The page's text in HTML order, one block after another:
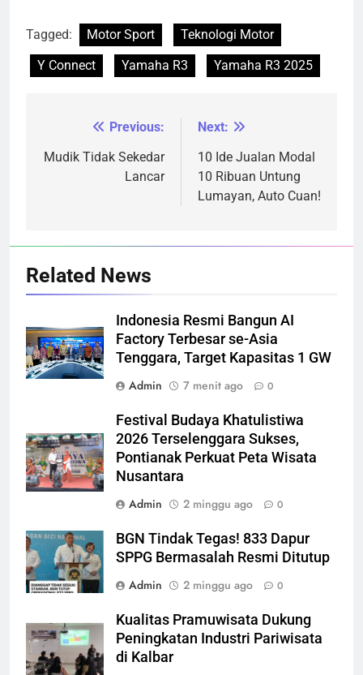
Tagged: Motor Sport
Teknologi Motor
Y Connect
Yamaha R3 Yamaha R3 2025
Navigasi
pos
Previous:
Mudik Tidak Sekedar
Lancar
Next:
10 Ide Jualan Modal
10 Ribuan Untung
Lumayan, Auto Cuan!
Related News
Indonesia Resmi Bangun AI
Factory Terbesar se-Asia
Tenggara, Target Kapasitas 1 GW
Admin
7 menit ago 0
Festival Budaya Khatulistiwa
2026 Terselenggara Sukses,
Pontianak Perkuat Peta Wisata
Nusantara
Admin
2 minggu ago 0
BGN Tindak Tegas! 833 Dapur
SPPG Bermasalah Resmi Ditutup
Admin
2 minggu ago 0
Kualitas Pramuwisata Dukung
Peningkatan Industri Pariwisata
di Kalbar